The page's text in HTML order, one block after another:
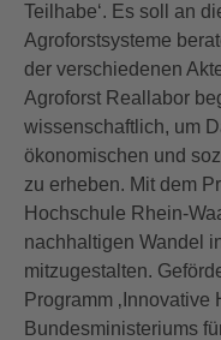
Teilhabe‘. Es soll an
Agroforstsysteme
der verschiedenen
Agroforst Reallabor
wissenschaftlich, um
ökonomischen und
zu erheben. Mit dem
Hochschule Rhein-
nachhaltigen Wandel
mitzugestalten.
Programm ‚Innovative
Bundesministeriums